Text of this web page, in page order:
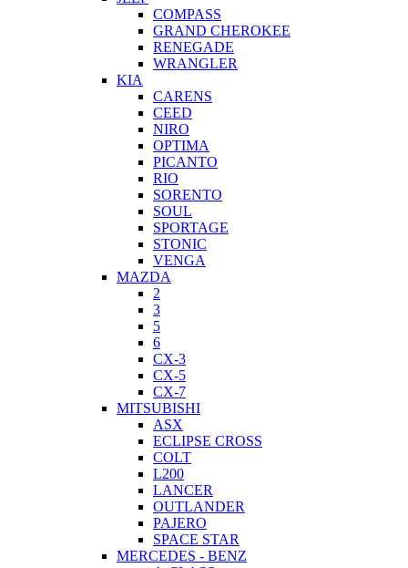
COMPASS
GRAND CHEROKEE
RENEGADE
WRANGLER
KIA
CARENS
CEED
NIRO
OPTIMA
PICANTO
RIO
SORENTO
SOUL
SPORTAGE
STONIC
VENGA
MAZDA
2
3
5
6
CX-3
CX-5
CX-7
MITSUBISHI
ASX
ECLIPSE CROSS
COLT
L200
LANCER
OUTLANDER
PAJERO
SPACE STAR
MERCEDES - BENZ